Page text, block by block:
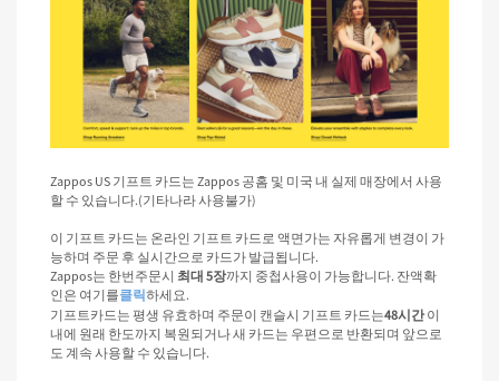
Zappos US 기프트 카드는 Zappos 공홈 및 미국 내 실제 매장에서 사용
할 수 있습니다.(기타나라 사용불가)
이 기프트 카드는 온라인 기프트 카드로 액면가는 자유롭게 변경이 가
능하며 주문 후 실시간으로 카드가 발급됩니다.
Zappos는 한번주문시 최대 5장까지 중첩사용이 가능합니다. 잔액확
인은 여기를클릭하세요.
기프트카드는 평생 유효하며 주문이 캔슬시 기프트 카드는48시간 이
내에 원래 한도까지 복원되거나 새 카드는 우편으로 반환되며 앞으로
도 계속 사용할 수 있습니다.